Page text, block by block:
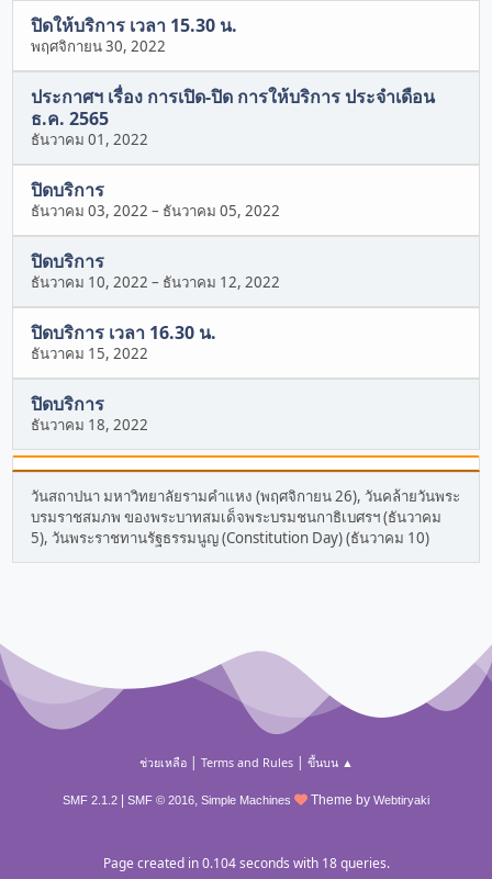
ปิดให้บริการ เวลา 15.30 น.
พฤศจิกายน 30, 2022
ประกาศฯ เรื่อง การเปิด-ปิด การให้บริการ ประจำเดือน
ธ.ค. 2565
ธันวาคม 01, 2022
ปิดบริการ
ธันวาคม 03, 2022 – ธันวาคม 05, 2022
ปิดบริการ
ธันวาคม 10, 2022 – ธันวาคม 12, 2022
ปิดบริการ เวลา 16.30 น.
ธันวาคม 15, 2022
ปิดบริการ
ธันวาคม 18, 2022
วันสถาปนา มหาวิทยาลัยรามคำแหง (พฤศจิกายน 26), วันคล้ายวันพระ
บรมราชสมภพ ของพระบาทสมเด็จพระบรมชนกาธิเบศรฯ (ธันวาคม
5), วันพระราชทานรัฐธรรมนูญ (Constitution Day) (ธันวาคม 10)
ช่วยเหลือ| Terms and Rules| ขึ้นบน ▲
SMF 2.1.2 SMF © 2016, Simple Machines Theme by Webtiryaki
Page created in 0.104 seconds with 18 queries.